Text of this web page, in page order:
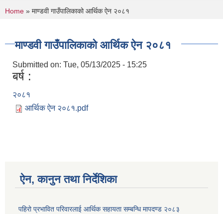
You are here
Home » माण्डवी गाउँपालिकाको आर्थिक ऐन २०८१
माण्डवी गाउँपालिकाको आर्थिक ऐन २०८१
Submitted on: Tue, 05/13/2025 - 15:25
बर्ष :
२०८१
आर्थिक ऐन २०८१.pdf
ऐन, कानुन तथा निर्देशिका
पहिरो प्रभावित परिवारलाई आर्थिक सहायता सम्बन्धि मापदण्ड २०८३